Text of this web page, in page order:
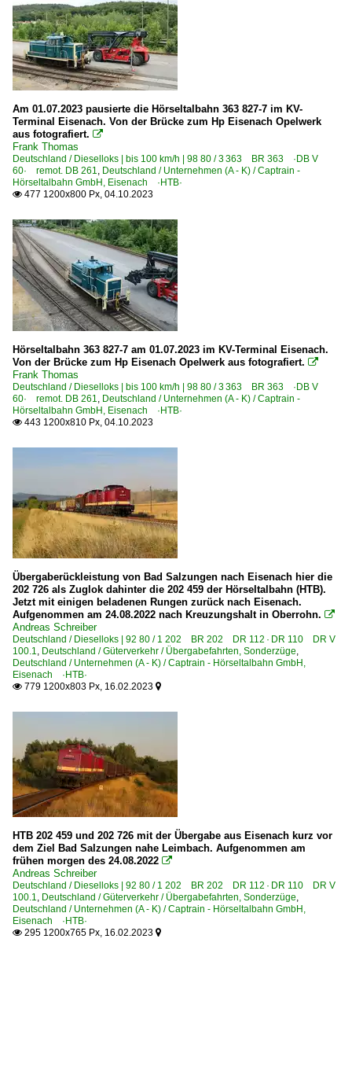
Am 01.07.2023 pausierte die Hörseltalbahn 363 827-7 im KV-
Terminal Eisenach. Von der Brücke zum Hp Eisenach Opelwerk
aus fotografiert. 
Frank Thomas
Deutschland / Dieselloks | bis 100 km/h | 98 80 / 3 363 BR 363 ·DB V
60· remot. DB 261, Deutschland / Unternehmen (A - K) / Captrain -
Hörseltalbahn GmbH, Eisenach ·HTB·
 477 1200x800 Px, 04.10.2023
Hörseltalbahn 363 827-7 am 01.07.2023 im KV-Terminal Eisenach.
Von der Brücke zum Hp Eisenach Opelwerk aus fotografiert. 
Frank Thomas
Deutschland / Dieselloks | bis 100 km/h | 98 80 / 3 363 BR 363 ·DB V
60· remot. DB 261, Deutschland / Unternehmen (A - K) / Captrain -
Hörseltalbahn GmbH, Eisenach ·HTB·
 443 1200x810 Px, 04.10.2023
Übergaberückleistung von Bad Salzungen nach Eisenach hier die
202 726 als Zuglok dahinter die 202 459 der Hörseltalbahn (HTB).
Jetzt mit einigen beladenen Rungen zurück nach Eisenach.
Aufgenommen am 24.08.2022 nach Kreuzungshalt in Oberrohn. 
Andreas Schreiber
Deutschland / Dieselloks | 92 80 / 1 202 BR 202 DR 112 · DR 110 DR V
100.1, Deutschland / Güterverkehr / Übergabefahrten, Sonderzüge,
Deutschland / Unternehmen (A - K) / Captrain - Hörseltalbahn GmbH,
Eisenach ·HTB·
 779 1200x803 Px, 16.02.2023 
HTB 202 459 und 202 726 mit der Übergabe aus Eisenach kurz vor
dem Ziel Bad Salzungen nahe Leimbach. Aufgenommen am
frühen morgen des 24.08.2022 
Andreas Schreiber
Deutschland / Dieselloks | 92 80 / 1 202 BR 202 DR 112 · DR 110 DR V
100.1, Deutschland / Güterverkehr / Übergabefahrten, Sonderzüge,
Deutschland / Unternehmen (A - K) / Captrain - Hörseltalbahn GmbH,
Eisenach ·HTB·
 295 1200x765 Px, 16.02.2023 